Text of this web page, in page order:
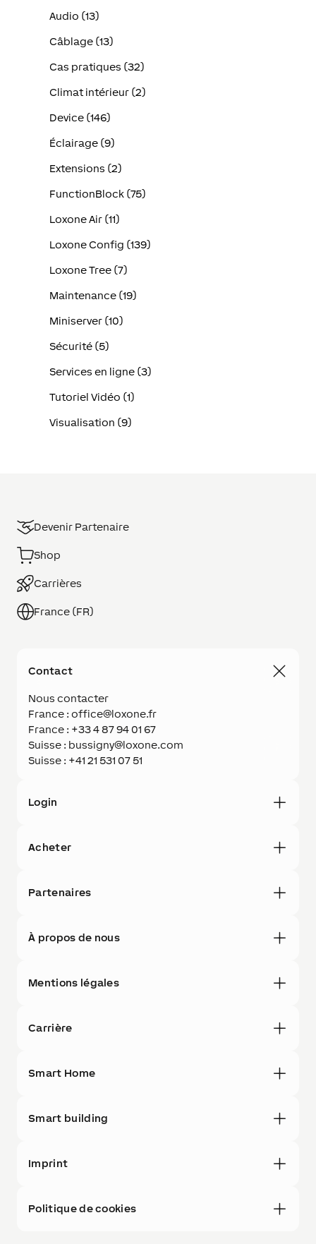
Audio (13)
Câblage (13)
Cas pratiques (32)
Climat intérieur (2)
Device (146)
Éclairage (9)
Extensions (2)
FunctionBlock (75)
Loxone Air (11)
Loxone Config (139)
Loxone Tree (7)
Maintenance (19)
Miniserver (10)
Sécurité (5)
Services en ligne (3)
Tutoriel Vidéo (1)
Visualisation (9)
Devenir Partenaire
Shop
Carrières
France (FR)
Contact
Nous contacter
France : office@loxone.fr
France : +33 4 87 94 01 67
Suisse : bussigny@loxone.com
Suisse : +41 21 531 07 51
Login
Acheter
Partenaires
À propos de nous
Mentions légales
Carrière
Smart Home
Smart building
Imprint
Politique de cookies